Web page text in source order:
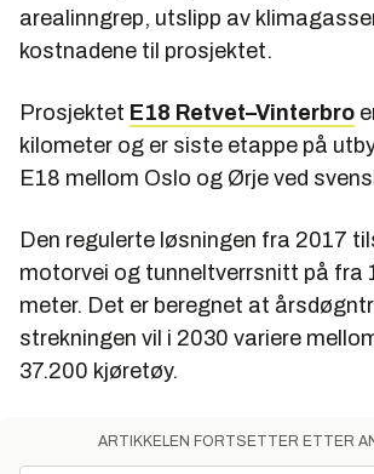
arealinngrep, utslipp av
kostnadene til prosjektet.
Prosjektet E18 Retvet–Vinterbro
kilometer og er siste etappe på
E18 mellom Oslo og Ørje ved
Den regulerte løsningen fra 2017
motorvei og tunneltverrsnitt på fra
meter. Det er beregnet at
strekningen vil i 2030 variere
37.200 kjøretøy.
ARTIKKELEN FORTSETTER ETTER